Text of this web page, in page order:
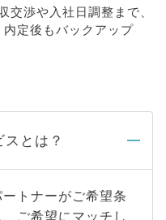
交渉や入社日調整まで、
内定後もバックアップ
とは？
トナーがご希望条
ご希望にマッチし